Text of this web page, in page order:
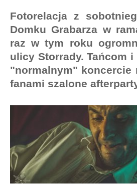
Fotorelacja z
Domku Grabarza w
raz w tym roku
ulicy Storrady. Tańcom
"normalnym" koncercie
fanami szalone